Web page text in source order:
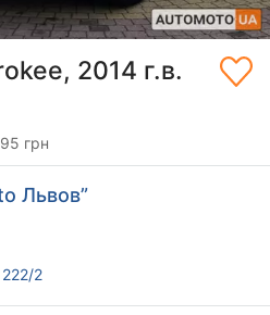
2014 г.в.
грн
Львов”
222/2